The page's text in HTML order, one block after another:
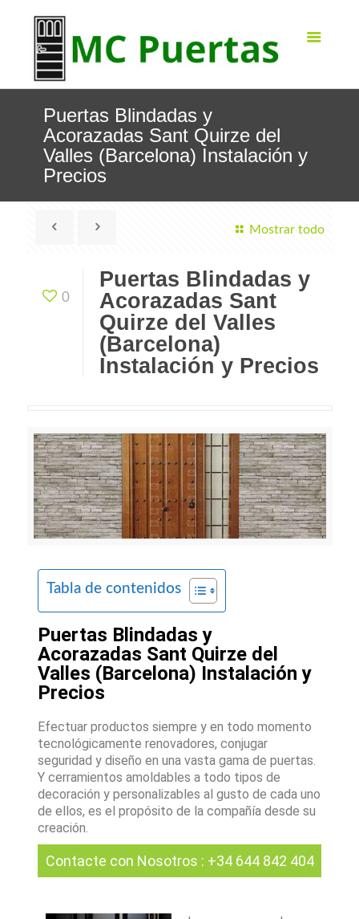
Puertas Blindadas y
Acorazadas Sant Quirze del
Valles (Barcelona) Instalación y
Precios
Mostrar todo
0
Puertas Blindadas y
Acorazadas Sant
Quirze del Valles
(Barcelona)
Instalación y Precios
Tabla de contenidos
Puertas Blindadas y
Acorazadas Sant Quirze del
Valles (Barcelona) Instalación y
Precios
Efectuar productos siempre y en todo momento
tecnológicamente renovadores, conjugar
seguridad y diseño en una vasta gama de puertas.
Y cerramientos amoldables a todo tipos de
decoración y personalizables al gusto de cada uno
de ellos, es el propósito de la compañía desde su
creación.
Contacte con Nosotros : +34 644 842 404